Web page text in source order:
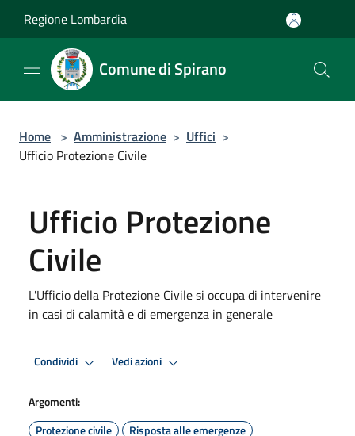
Regione Lombardia
Comune di Spirano
Home > Amministrazione > Uffici >
Ufficio Protezione Civile
Ufficio Protezione
Civile
L'Ufficio della Protezione Civile si occupa di intervenire
in casi di calamità e di emergenza in generale
Condividi Vedi azioni
Argomenti:
Protezione civile
Risposta alle emergenze